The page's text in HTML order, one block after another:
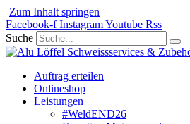
Zum Inhalt springen
Facebook-f InstagramYoutube Rss
Suche
Auftrag erteilen
Onlineshop
Leistungen
#WeldEND26